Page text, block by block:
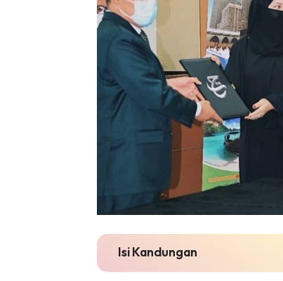
Isi Kandungan